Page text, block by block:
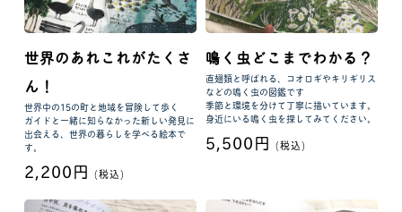
世界のあれこれがたくさ
ん！
世界中の15の町と地域を冒険して歩く
ガイドと一緒に知らなかった新しい発見に
出会える、世界の暮らしを学べる絵本で
す。
2,200円 (税込)
鳴く虫どこまでわかる？
直翅類と呼ばれる、コオロギやキリギリス
などの鳴く虫の図鑑です
季節と環境を分けて丁寧に描いています。
身近にいる鳴く虫を探してみてください。
5,500円 (税込)